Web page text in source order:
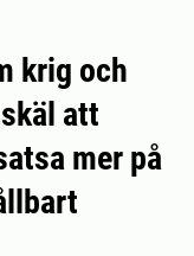
krig och
att
mer på